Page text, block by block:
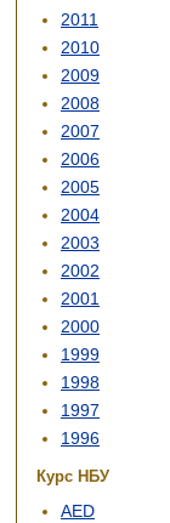
2011
2010
2009
2008
2007
2006
2005
2004
2003
2002
2001
2000
1999
1998
1997
1996
Курс НБУ
AED